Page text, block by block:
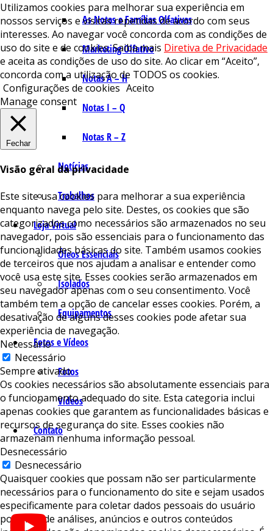
As Notas e Famílias Olfativas
Marketing Olfativo
Notas A – H
Notas I – Q
Notas R – Z
Notícias
Trabalhos
Loja Virtual
Óleos Essenciais
Isolados
Equipamentos
Fotos e Vídeos
Fotos
Vídeos
Contato
Utilizamos cookies para melhorar sua experiência em
nossos serviços e visitas repetidas de acordo com seus
interesses. Ao navegar você concorda com as condições de
uso do site e de cookies. Saiba mais Diretiva de Privacidade
e aceita as condições de uso do site. Ao clicar em “Aceito”,
concorda com a utilização de TODOS os cookies.
Configurações de cookies Aceito
Manage consent
Fechar
Visão geral da privacidade
Este site usa cookies para melhorar a sua experiência
enquanto navega pelo site. Destes, os cookies que são
categorizados como necessários são armazenados no seu
navegador, pois são essenciais para o funcionamento das
funcionalidades básicas do site. Também usamos cookies
de terceiros que nos ajudam a analisar e entender como
você usa este site. Esses cookies serão armazenados em
seu navegador apenas com o seu consentimento. Você
também tem a opção de cancelar esses cookies. Porém, a
desativação de alguns desses cookies pode afetar sua
experiência de navegação.
Necessário
Necessário
Sempre ativado
Os cookies necessários são absolutamente essenciais para
o funcionamento adequado do site. Esta categoria inclui
apenas cookies que garantem as funcionalidades básicas e
recursos de segurança do site. Esses cookies não
armazenam nenhuma informação pessoal.
Desnecessário
Desnecessário
Quaisquer cookies que possam não ser particularmente
necessários para o funcionamento do site e sejam usados ​​
especificamente para coletar dados pessoais do usuário
por meio de análises, anúncios e outros conteúdos